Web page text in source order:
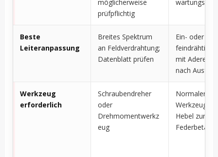
möglicherweise
prüfpflichtig
wartungsarm
Beste
Leiteranpassung
Breites Spektrum
an Feldverdrahtung;
Datenblatt prüfen
Ein- oder
feindrähtige
mit
nach
Werkzeug
erforderlich
Schraubendreher
oder
Drehmomentwerkz
eug
Werkzeug
Hebel zur